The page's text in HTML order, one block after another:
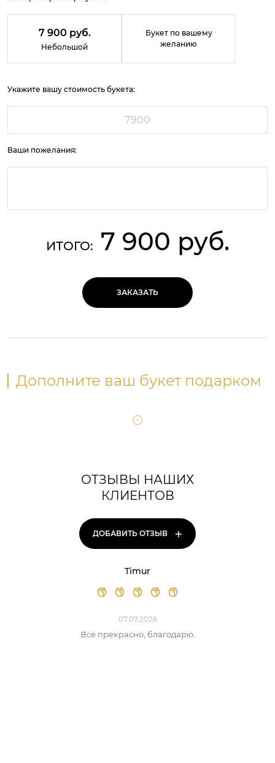
7 900 руб.
Небольшой
Букет по вашему
желанию
Укажите вашу стоимость букета:
Ваши пожелания:
ИТОГО: 7 900 руб.
ЗАКАЗАТЬ
Дополните ваш букет подарком
ОТЗЫВЫ НАШИХ
КЛИЕНТОВ
ДОБАВИТЬ ОТЗЫВ +
Timur
07.07.2026
Все прекрасно, благодарю.